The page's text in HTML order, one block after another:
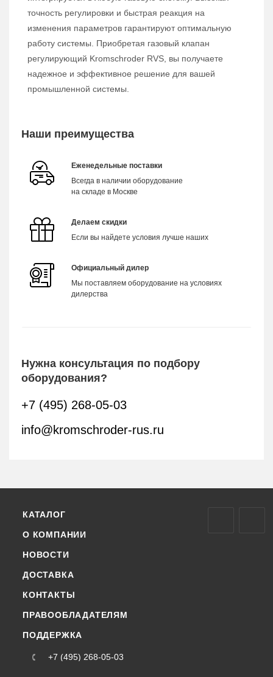
точность регулировки и быстрая реакция на
изменения параметров гарантируют оптимальную
работу системы. Приобретая газовый клапан
регулирующий Kromschroder RVS, вы получаете
надежное и эффективное решение для вашей
промышленной системы.
Наши преимущества
Еженедельные поставки
Всегда в наличии оборудование
на складе в Москве
Делаем скидки
Если вы найдете условия лучше наших
Официальный дилер
Мы поставляем оборудование на условиях
дилерства
Нужна консультация по подбору
оборудования?
+7 (495) 268-05-03
info@kromschroder-rus.ru
КАТАЛОГ
О КОМПАНИИ
НОВОСТИ
ДОСТАВКА
КОНТАКТЫ
ПРАВООБЛАДАТЕЛЯМ
ПОДДЕРЖКА
+7 (495) 268-05-03